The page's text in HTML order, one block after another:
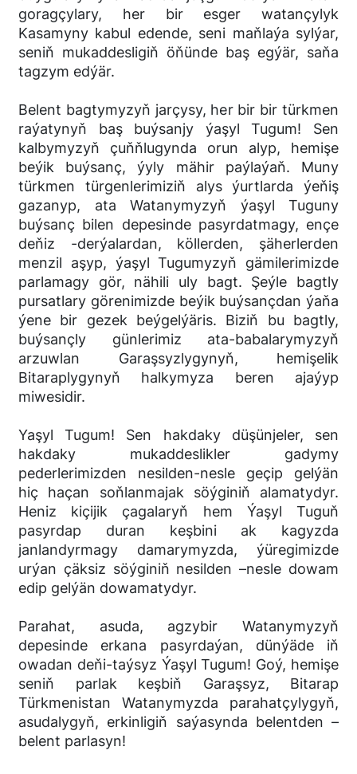
goragçylary, her bir esger watançylyk
Kasamyny kabul edende, seni maňlaýa sylýar,
seniň mukaddesligiň öňünde baş egýär, saňa
tagzym edýär.
Belent bagtymyzyň jarçysy, her bir bir türkmen
raýatynyň baş buýsanjy ýaşyl Tugum! Sen
kalbymyzyň çuňňlugynda orun alyp, hemişe
beýik buýsanç, ýyly mähir paýlaýaň. Muny
türkmen türgenlerimiziň alys ýurtlarda ýeňiş
gazanyp, ata Watanymyzyň ýaşyl Tuguny
buýsanç bilen depesinde pasyrdatmagy, ençe
deňiz -derýalardan, köllerden, şäherlerden
menzil aşyp, ýaşyl Tugumyzyň gämilerimizde
parlamagy gör, nähili uly bagt. Şeýle bagtly
pursatlary görenimizde beýik buýsançdan ýaňa
ýene bir gezek beýgelýäris. Biziň bu bagtly,
buýsançly günlerimiz ata-babalarymyzyň
arzuwlan Garaşsyzlygynyň, hemişelik
Bitaraplygynyň halkymyza beren ajaýyp
miwesidir.
Yaşyl Tugum! Sen hakdaky düşünjeler, sen
hakdaky mukaddeslikler gadymy
pederlerimizden nesilden-nesle geçip gelýän
hiç haçan soňlanmajak söýginiň alamatydyr.
Heniz kiçijik çagalaryň hem Ýaşyl Tuguň
pasyrdap duran keşbini ak kagyzda
janlandyrmagy damarymyzda, ýüregimizde
urýan çäksiz söýginiň nesilden –nesle dowam
edip gelýän dowamatydyr.
Parahat, asuda, agzybir Watanymyzyň
depesinde erkana pasyrdaýan, dünýäde iň
owadan deňi-taýsyz Ýaşyl Tugum! Goý, hemişe
seniň parlak keşbiň Garaşsyz, Bitarap
Türkmenistan Watanymyzda parahatçylygyň,
asudalygyň, erkinligiň saýasynda belentden –
belent parlasyn!